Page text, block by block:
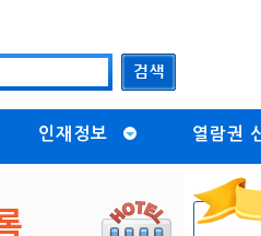
인재정보 열람권